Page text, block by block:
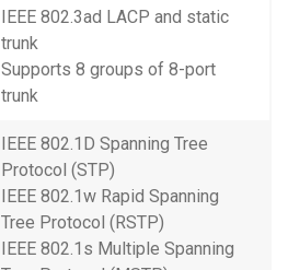
IEEE 802.3ad LACP and static
trunk
Supports 8 groups of 8-port
trunk
IEEE 802.1D Spanning Tree
Protocol (STP)
IEEE 802.1w Rapid Spanning
Tree Protocol (RSTP)
IEEE 802.1s Multiple Spanning